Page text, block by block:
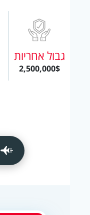
גבול אחריות
2,500,000$